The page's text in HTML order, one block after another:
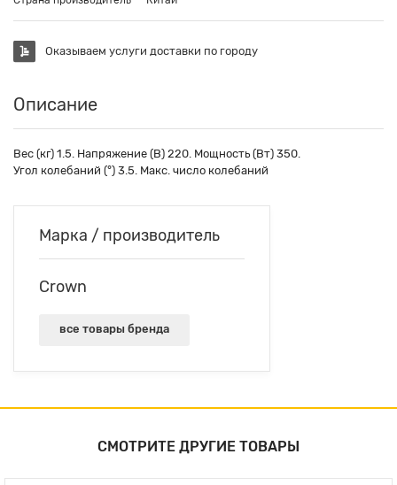
Оказываем услуги доставки по городу
Описание
Вес (кг) 1.5. Напряжение (В) 220. Мощность (Вт) 350.
Угол колебаний (°) 3.5. Макс. число колебаний
Марка / производитель
Crown
все товары бренда
СМОТРИТЕ ДРУГИЕ ТОВАРЫ